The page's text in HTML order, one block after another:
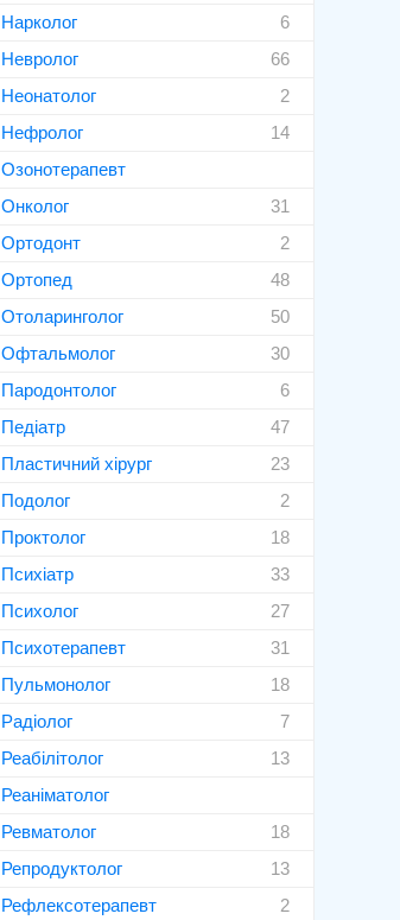
Нарколог
6
Невролог
66
Неонатолог
2
Нефролог
14
Озонотерапевт
Онколог
31
Ортодонт
2
Ортопед
48
Отоларинголог
50
Офтальмолог
30
Пародонтолог
6
Педіатр
47
Пластичний хірург
23
Подолог
2
Проктолог
18
Психіатр
33
Психолог
27
Психотерапевт
31
Пульмонолог
18
Радіолог
7
Реабілітолог
13
Реаніматолог
Ревматолог
18
Репродуктолог
13
Рефлексотерапевт
2